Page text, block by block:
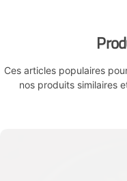
Ces articles populaires
nos produits similaires